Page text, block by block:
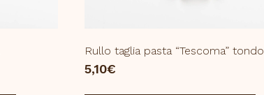
Rullo taglia pasta “Tescoma” tondo
5,10€